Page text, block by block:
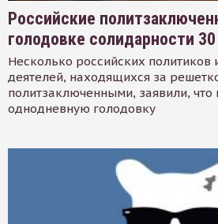
Российские
голодовке солидарности
Несколько российских
деятелей, находящихся за
политзаключенными, заявили, что
однодневную голодовку